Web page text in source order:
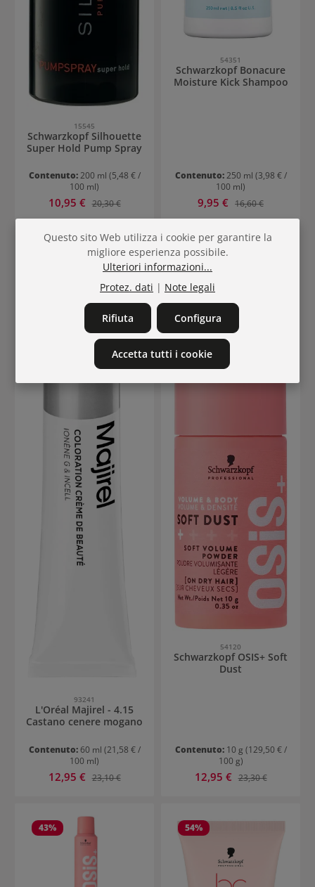
15545
Schwarzkopf Silhouette
Super Hold Pump Spray
Contenuto:200 ml (5,48 € /
100 ml)
Prezzo di vendita:
10,95 € Prezzo normale:
20,30 €
54351
Schwarzkopf Bonacure
Moisture Kick Shampoo
Contenuto:250 ml (3,98 € /
100 ml)
Prezzo di vendita:
9,95 € Prezzo normale:
16,60 €
93241
L'Oréal Majirel - 4.15
Castano cenere mogano
Contenuto: 60 ml (21,58 € /
100 ml)
Prezzo di vendita:
12,95 € Prezzo normale:
23,10 €
44%
54120
Schwarzkopf OSIS+ Soft
Dust
Contenuto: 10 g (129,50 € /
100 g)
Prezzo di vendita:
12,95 € Prezzo normale:
23,30 €
43% 54%
Questo sito Web utilizza i cookie per garantire la
migliore esperienza possibile.
Ulteriori informazioni...
Protez. dati | Note legali
Rifiuta Configura
Accetta tutti i cookie